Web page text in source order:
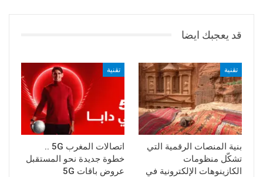
قد يعجبك ايضا
تقنية
بنية المنصات الرقمية التي
تشكّل منظومات
الكازينوهات الإلكترونية في
تقنية
اتصالات المغرب 5G ..
خطوة جديدة نحو المستقبل
عروض باقات 5G